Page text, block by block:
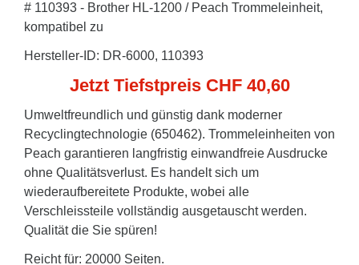
# 110393 - Brother HL-1200 / Peach Trommeleinheit,
kompatibel zu
Hersteller-ID: DR-6000, 110393
Jetzt Tiefstpreis CHF 40,60
Umweltfreundlich und günstig dank moderner
Recyclingtechnologie (650462). Trommeleinheiten von
Peach garantieren langfristig einwandfreie Ausdrucke
ohne Qualitätsverlust. Es handelt sich um
wiederaufbereitete Produkte, wobei alle
Verschleissteile vollständig ausgetauscht werden.
Qualität die Sie spüren!
Reicht für: 20000 Seiten.